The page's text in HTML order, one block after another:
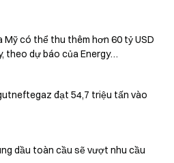
Mỹ có thể thu thêm hơn 60 tỷ USD
theo dự báo của Energy
đạt 54,7 triệu tấn vào
dầu toàn cầu sẽ vượt nhu cầu